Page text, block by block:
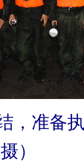
，准备
）